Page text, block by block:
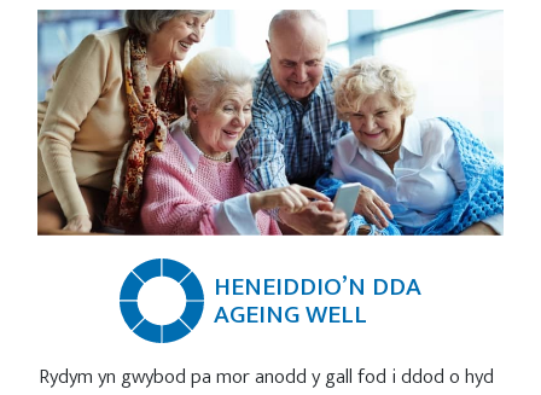
HENEIDDIO’N DDA
AGEING WELL
Rydym yn gwybod pa mor anodd y gall fod i ddod o hyd